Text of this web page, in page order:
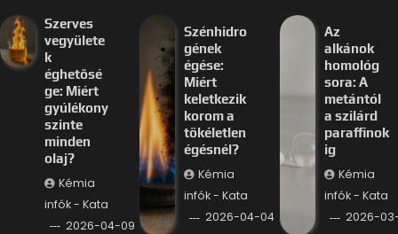
Szerves
vegyülete
k
éghetősé
ge: Miért
gyúlékony
szinte
minden
olaj?
Kémia
infók - Kata
2026-04-09
Szénhidro
gének
égése:
Miért
keletkezik
korom a
tökéletlen
égésnél?
Kémia
infók - Kata
2026-04-04
Az
alkánok
homológ
sora: A
metántól
a szilárd
paraffinok
ig
Kémia
infók - Kata
2026-